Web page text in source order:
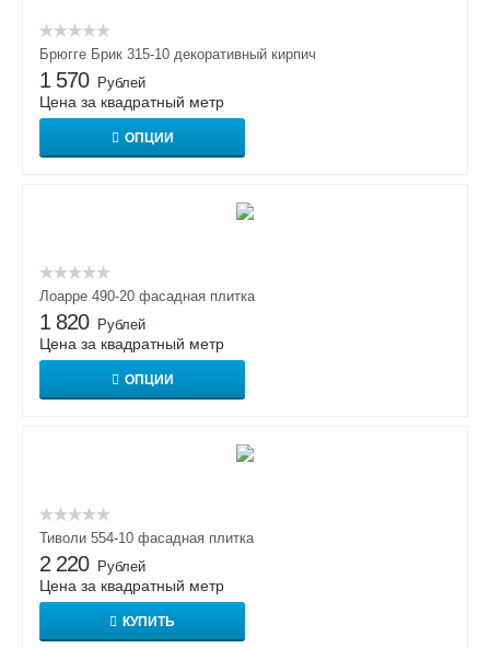
Брюгге Брик 315-10 декоративный кирпич
1 570 Рублей
Цена за квадратный метр
ОПЦИИ
Лоарре 490-20 фасадная плитка
1 820 Рублей
Цена за квадратный метр
ОПЦИИ
Тиволи 554-10 фасадная плитка
2 220 Рублей
Цена за квадратный метр
КУПИТЬ